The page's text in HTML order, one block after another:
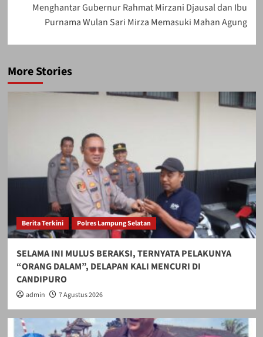
Menghantar Gubernur Rahmat Mirzani Djausal dan Ibu
Purnama Wulan Sari Mirza Memasuki Mahan Agung
More Stories
Berita Terkini Polres Lampung Selatan
SELAMA INI MULUS BERAKSI, TERNYATA PELAKUNYA
“ORANG DALAM”, DELAPAN KALI MENCURI DI
CANDIPURO
admin 7 Agustus 2026